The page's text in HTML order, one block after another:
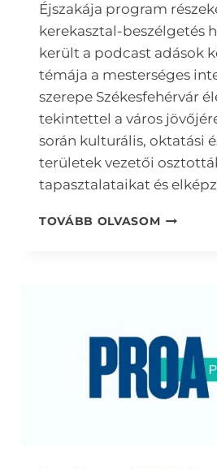
Éjszakája program
kerekasztal-beszélgetés
került a podcast adások
témája a mesterséges
szerepe Székesfehérvár
tekintettel a város
során kulturális, oktatási
területek vezetői
tapasztalataikat és
TOVÁBB OLVASOMPODCAST